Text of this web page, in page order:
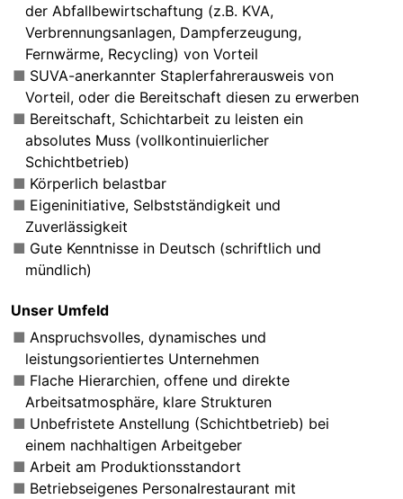
der Abfallbewirtschaftung (z.B. KVA,
Verbrennungsanlagen, Dampferzeugung,
Fernwärme, Recycling) von Vorteil
SUVA-anerkannter Staplerfahrerausweis von
Vorteil, oder die Bereitschaft diesen zu erwerben
Bereitschaft, Schichtarbeit zu leisten ein
absolutes Muss (vollkontinuierlicher
Schichtbetrieb)
Körperlich belastbar
Eigeninitiative, Selbstständigkeit und
Zuverlässigkeit
Gute Kenntnisse in Deutsch (schriftlich und
mündlich)
Unser Umfeld
Anspruchsvolles, dynamisches und
leistungsorientiertes Unternehmen
Flache Hierarchien, offene und direkte
Arbeitsatmosphäre, klare Strukturen
Unbefristete Anstellung (Schichtbetrieb) bei
einem nachhaltigen Arbeitgeber
Arbeit am Produktionsstandort
Betriebseigenes Personalrestaurant mit